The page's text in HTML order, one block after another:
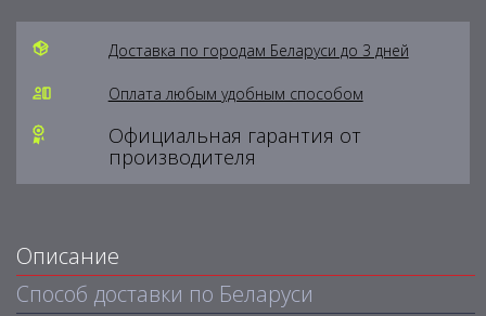
Доставка по городам Беларуси до 3 дней
Оплата любым удобным способом
Официальная гарантия от
производителя
Описание
Способ доставки по Беларуси